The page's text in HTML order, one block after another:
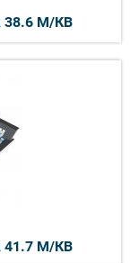
М/КВ
М/КВ